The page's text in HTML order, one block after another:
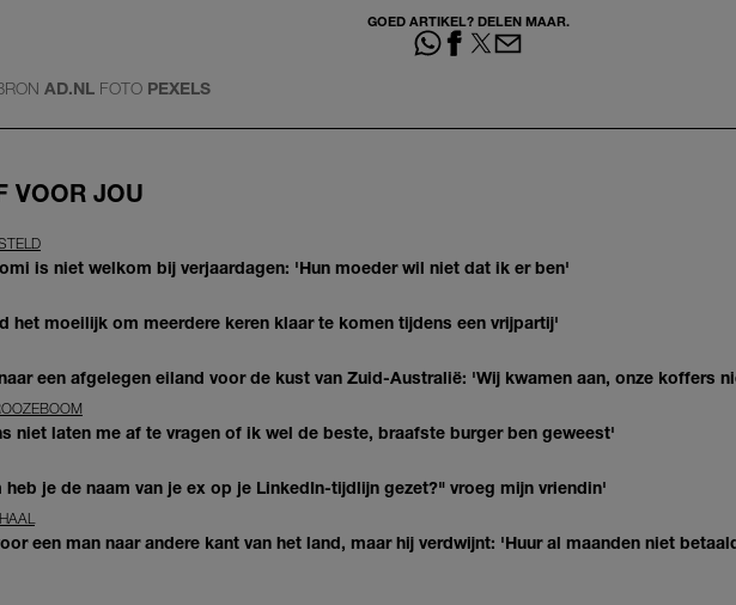
GOED ARTIKEL? DELEN MAAR.
AD.NL FOTO PEXELS
VOOR JOU
is niet welkom bij verjaardagen: 'Hun moeder wil niet dat ik er ben'
het moeilijk om meerdere keren klaar te komen tijdens een vrijpartij'
een afgelegen eiland voor de kust van Zuid-Australië: 'Wij kwamen aan, onze koffers
niet laten me af te vragen of ik wel de beste, braafste burger ben geweest'
heb je de naam van je ex op je LinkedIn-tijdlijn gezet?" vroeg mijn vriendin'
een man naar andere kant van het land, maar hij verdwijnt: 'Huur al maanden niet